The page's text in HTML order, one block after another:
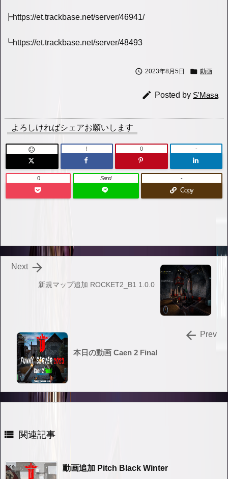
┣https://et.trackbase.net/server/46941/
┗https://et.trackbase.net/server/48493
 2023年8月5日  動画
 Posted by S'Masa
よろしければシェアお願いします
 ! 0 -
0 Send
Copy
-
新規マップ追加 ROCKET2_B1 1.0.0

Next
本日の動画 Caen 2 Final
 Prev
 関連記事
動画追加 Pitch Black Winter